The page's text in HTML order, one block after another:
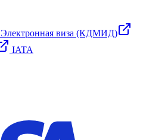
Электронная виза (КДМИД)
IATA